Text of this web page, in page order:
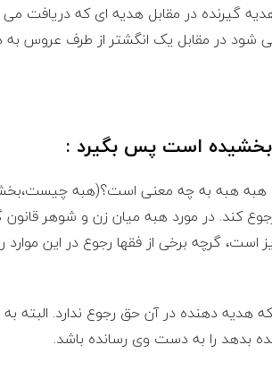
گیرنده در مقابل هدیه ای که دریافت
در مقابل یک انگشتر از طرف عروس به
بخشیده است پس بگیرد :
یا هبه هبه به چه معنی است؟(هبه
کند. در مورد هبه میان زن و شوهر قانون
گرچه برخی از فقها رجوع در این موارد
هدیه دهنده در آن حق رجوع ندارد. البته
بدهد را به دست وی رسانده باشد.